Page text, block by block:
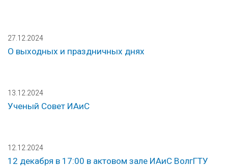
27.12.2024
О выходных и праздничных днях
13.12.2024
Ученый Совет ИАиС
12.12.2024
12 декабря в 17:00 в актовом зале ИАиС ВолгГТУ